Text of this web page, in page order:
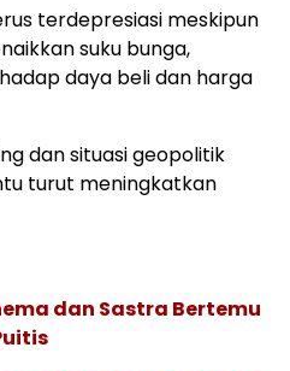
terdepresiasi meskipun
suku bunga,
daya beli dan harga
dan situasi geopolitik
turut meningkatkan
dan Sastra Bertemu